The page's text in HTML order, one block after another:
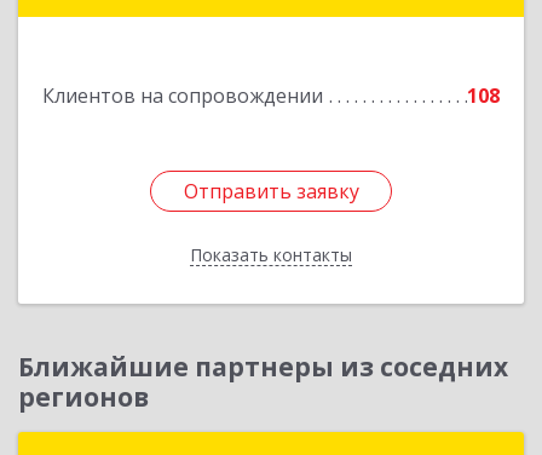
Клиентов на сопровождении 108
Отправить заявку
Показать контакты
Отправить заявку
Назад
Ближайшие партнеры из соседних
регионов